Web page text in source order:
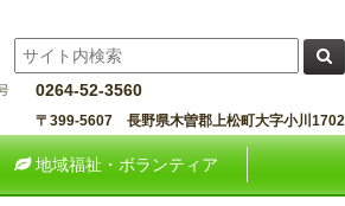
0264-52-3560
〒399-5607 長野県木曽郡上松町大字小川1702
地域福祉・ボランティア